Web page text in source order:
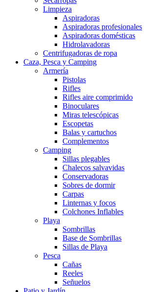
Limpieza
Aspiradoras
Aspiradoras profesionales
Aspiradoras domésticas
Hidrolavadoras
Centrifugadoras de ropa
Caza, Pesca y Camping
Armería
Pistolas
Rifles
Rifles aire comprimido
Binoculares
Miras telescópicas
Escopetas
Balas y cartuchos
Complementos
Camping
Sillas plegables
Chalecos salvavidas
Conservadoras
Sobres de dormir
Carpas
Linternas y focos
Colchones Inflables
Playa
Sombrillas
Base de Sombrillas
Sillas de Playa
Pesca
Cañas
Reeles
Señuelos